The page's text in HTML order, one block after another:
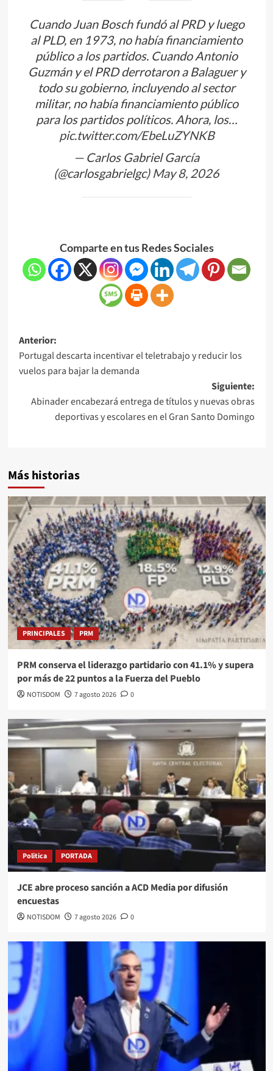
Cuando Juan Bosch fundó al PRD y luego
al PLD, en 1973, no había financiamiento
público a los partidos. Cuando Antonio
Guzmán y el PRD derrotaron a Balaguer y
todo su gobierno, incluyendo al sector
militar, no había financiamiento público
para los partidos políticos. Ahora, los…
pic.twitter.com/EbeLuZYNKB
— Carlos Gabriel García
(@carlosgabrielgc) May 8, 2026
Comparte en tus Redes Sociales
Anterior:
Portugal descarta incentivar el teletrabajo y reducir los
vuelos para bajar la demanda
Siguiente:
Abinader encabezará entrega de títulos y nuevas obras
deportivas y escolares en el Gran Santo Domingo
Más historias
PRINCIPALES PRM
PRM conserva el liderazgo partidario con 41.1% y supera
por más de 22 puntos a la Fuerza del Pueblo
NOTISDOM 7 agosto 2026 0
Politica PORTADA
JCE abre proceso sanción a ACD Media por difusión
encuestas
NOTISDOM 7 agosto 2026 0